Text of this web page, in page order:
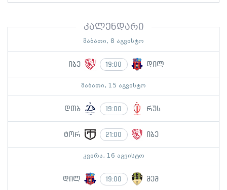
კალენდარი
შაბათი, 8 აგვისტო
იბე 19:00 დილ
შაბათი, 15 აგვისტო
დთბ 19:00 რუს
ტორ 21:00 იბე
კვირა, 16 აგვისტო
დილ 19:00 მეშ